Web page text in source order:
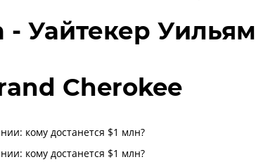
Уайтекер Уильям
Cherokee
кому достанется $1 млн?
кому достанется $1 млн?